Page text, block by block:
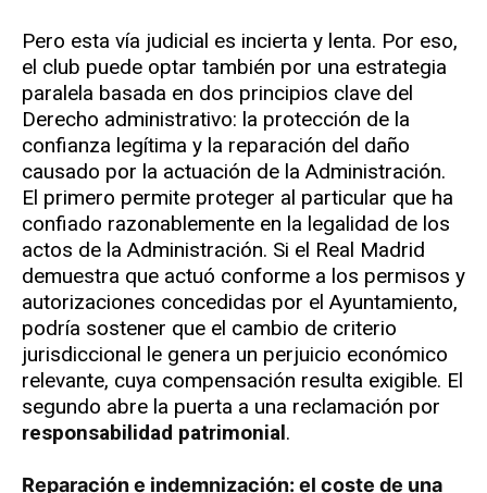
Pero esta vía judicial es incierta y lenta. Por eso,
el club puede optar también por una estrategia
paralela basada en dos principios clave del
Derecho administrativo: la protección de la
confianza legítima y la reparación del daño
causado por la actuación de la Administración.
El primero permite proteger al particular que ha
confiado razonablemente en la legalidad de los
actos de la Administración. Si el Real Madrid
demuestra que actuó conforme a los permisos y
autorizaciones concedidas por el Ayuntamiento,
podría sostener que el cambio de criterio
jurisdiccional le genera un perjuicio económico
relevante, cuya compensación resulta exigible. El
segundo abre la puerta a una reclamación por
responsabilidad patrimonial.
Reparación e indemnización: el coste de una